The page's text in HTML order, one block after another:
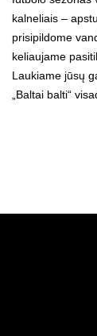
kalneliais –
prisipildome
keliaujame
Laukiame jūsų
„Baltai balti“